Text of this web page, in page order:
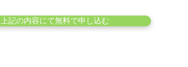
上記の内容にて無料で申し込む